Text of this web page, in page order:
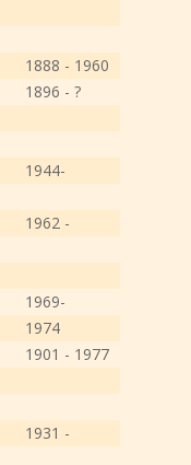
1888 - 1960
1896 - ?
1944-
1962 -
1969-
1974
1901 - 1977
1931 -